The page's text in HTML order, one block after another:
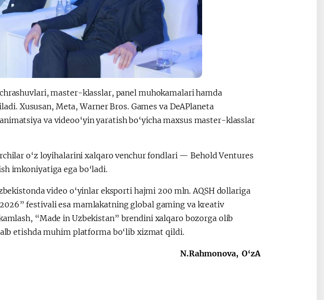
master-klasslar, panel muhokamalari hamda
Xususan, Meta, Warner Bros. Games va DeAPlaneta
va videoo‘yin yaratish bo‘yicha maxsus master-klasslar
o‘z loyihalarini xalqaro venchur fondlari — Behold Ventures
imkoniyatiga ega bo‘ladi.
video o‘yinlar eksporti hajmi 200 mln. AQSH dollariga
festivali esa mamlakatning global gaming va kreativ
“Made in Uzbekistan” brendini xalqaro bozorga olib
etishda muhim platforma bo‘lib xizmat qildi.
N.Rahmonova, O‘zA